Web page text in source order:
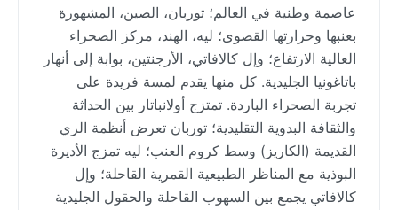
عاصمة وطنية في العالم؛ توربان، الصين، المشهورة
بعنبها وحرارتها القصوى؛ ليه، الهند، مركز الصحراء
العالية الارتفاع؛ وإل كالافاتي، الأرجنتين، بوابة إلى أنهار
باتاغونيا الجليدية. كل منها يقدم لمسة فريدة على
تجربة الصحراء الباردة. تمتزج أولانباتار بين الحداثة
والثقافة البدوية التقليدية؛ توربان تعرض أنظمة الري
القديمة (الكاريز) وسط كروم العنب؛ ليه تمزج الأديرة
البوذية مع المناظر الطبيعية القمرية القاحلة؛ وإل
كالافاتي يجمع بين السهوب القاحلة والحقول الجليدية